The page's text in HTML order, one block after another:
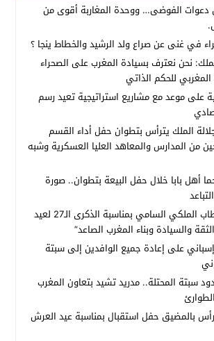
دعوات الفوضى… ووحدة المغاربة أقوى من
في غنى عن صراع ولد الرشيد والخطاط ينجا ؟
نحن نعترف بسيادة المغرب على الصحراء
للحكم الذاتي
على موعد مع مشاريع استراتيجية تعيد رسم
الملك يترأس بتطوان حفل أداء القسم
من المدارس والمعاهد العليا العسكرية وشبه
أهل بابا خلال حفل البيعة بتطوان.. صورة
قراءة في الخطاب الملكي السامي بمناسبة الذكرى الـ27 لعيد
والسيادة وبناء المغرب الصاعد”
على إعادة جميع الوافدين إلى سبتة
سبتة المحتلة.. مدريد تشيد بتعاون المغرب
بالمضيق حفل استقبال بمناسبة عيد العرش